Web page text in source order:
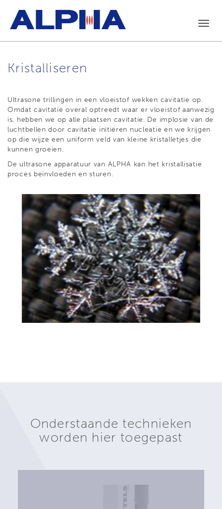
Kristalliseren
Ultrasone trillingen in een vloeistof wekken cavitatie op.
Omdat cavitatie overal optreedt waar er vloeistof aanwezig
is, hebben we op alle plaatsen cavitatie. De implosie van de
luchtbellen door cavitatie initiëren nucleatie en we krijgen
op die wijze een uniform veld van kleine kristalletjes die
kunnen groeien.
De ultrasone apparatuur van ALPHA kan het kristallisatie
proces beïnvloeden en sturen.
Onderstaande technieken
worden hier toegepast